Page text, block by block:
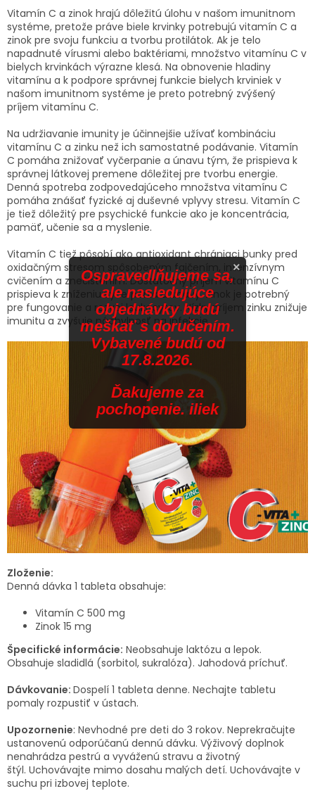
Vitamín C a zinok hrajú dôležitú úlohu v našom imunitnom
systéme, pretože práve biele krvinky potrebujú vitamín C a
zinok pre svoju funkciu a tvorbu protilátok. Ak je telo
napadnuté vírusmi alebo baktériami, množstvo vitamínu C v
bielych krvinkách výrazne klesá. Na obnovenie hladiny
vitamínu a k podpore správnej funkcie bielych krviniek v
našom imunitnom systéme je preto potrebný zvýšený
príjem vitamínu C.
Na udržiavanie imunity je účinnejšie užívať kombináciu
vitamínu C a zinku než ich samostatné podávanie. Vitamín
C pomáha znižovať vyčerpanie a únavu tým, že prispieva k
správnej látkovej premene dôležitej pre tvorbu energie.
Denná spotreba zodpovedajúceho množstva vitamínu C
pomáha znášať fyzické aj duševné vplyvy stresu. Vitamín C
je tiež dôležitý pre psychické funkcie ako je koncentrácia,
pamäť, učenie sa a myslenie.
Vitamín C tiež pôsobí ako antioxidant chrániaci bunky pred
oxidačným stresom spôsobeným fajčením, intenzívnym
cvičením a znečistením. Dostatočný príjem vitamínu C
prispieva k zníženiu vyčerpania a únavy. Zinok je potrebný
pre fungovanie a rozvoj leukocytov. Nízky príjem zinku znižuje
imunitu a zvyšuje náchylnosť na infekcie.
Zloženie:
Denná dávka 1 tableta obsahuje:
Vitamín C 500 mg
Zinok 15 mg
Špecifické informácie: Neobsahuje laktózu a lepok.
Obsahuje sladidlá (sorbitol, sukralóza). Jahodová príchuť.
Dávkovanie: Dospelí 1 tableta denne. Nechajte tabletu
pomaly rozpustiť v ústach.
Upozornenie: Nevhodné pre deti do 3 rokov. Neprekračujte
ustanovenú odporúčanú dennú dávku. Výživový doplnok
nenahrádza pestrú a vyváženú stravu a životný
štýl. Uchovávajte mimo dosahu malých detí. Uchovávajte v
suchu pri izbovej teplote.
×
Ospravedlňujeme sa,
ale nasledujúce
objednávky budú
meškať s doručením.
Vybavené budú od
17.8.2026.
Ďakujeme za
pochopenie. iliek